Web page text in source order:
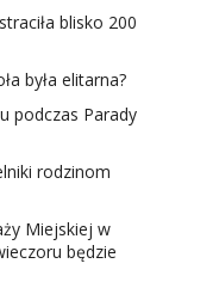
blisko 200
była elitarna?
podczas Parady
rodzinom
Miejskiej w
będzie